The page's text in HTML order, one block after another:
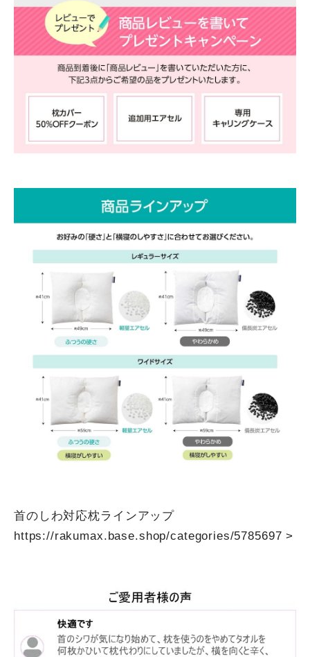
首のしわ対応枕ラインアップ
https://rakumax.base.shop/categories/5785697 >